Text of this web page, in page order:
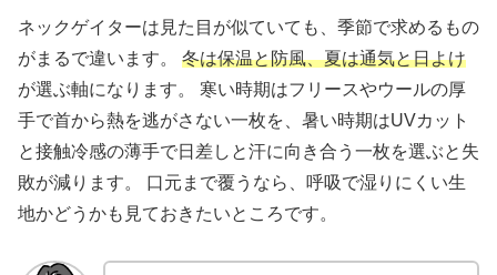
ネックゲイターは見た目が似ていても、季節で求めるもの
がまるで違います。 冬は保温と防風、夏は通気と日よけ
が選ぶ軸になります。 寒い時期はフリースやウールの厚
手で首から熱を逃がさない一枚を、暑い時期はUVカット
と接触冷感の薄手で日差しと汗に向き合う一枚を選ぶと失
敗が減ります。 口元まで覆うなら、呼吸で湿りにくい生
地かどうかも見ておきたいところです。